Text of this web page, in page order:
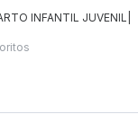
INFANTIL JUVENIL